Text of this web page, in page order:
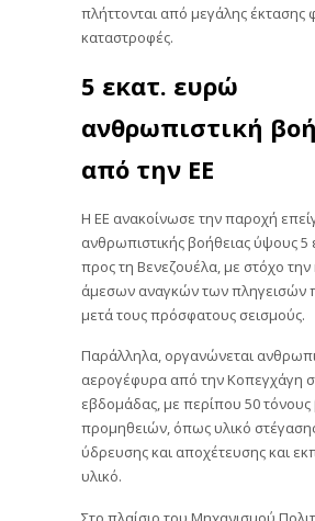
πλήττονται από μεγάλης έκτασης
καταστροφές.
5 εκατ. ευρώ
ανθρωπιστική
από την ΕΕ
Η ΕΕ ανακοίνωσε την παροχή
ανθρωπιστικής βοήθειας ύψους 5
προς τη Βενεζουέλα, με στόχο
άμεσων αναγκών των πληγεισών
μετά τους πρόσφατους σεισμούς.
Παράλληλα, οργανώνεται
αερογέφυρα από την Κοπεγχάγη
εβδομάδας, με περίπου 50
προμηθειών, όπως υλικό
ύδρευσης και αποχέτευσης και
υλικό.